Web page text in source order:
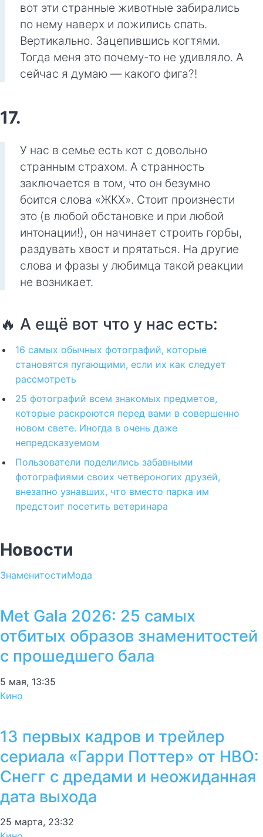
вот эти странные животные забирались
по нему наверх и ложились спать.
Вертикально. Зацепившись когтями.
Тогда меня это почему-то не удивляло. А
сейчас я думаю — какого фига?!
17.
У нас в семье есть кот с довольно
странным страхом. А странность
заключается в том, что он безумно
боится слова «ЖКХ». Стоит произнести
это (в любой обстановке и при любой
интонации!), он начинает строить горбы,
раздувать хвост и прятаться. На другие
слова и фразы у любимца такой реакции
не возникает.
🔥 А ещё вот что у нас есть:
16 самых обычных фотографий, которые
становятся пугающими, если их как следует
рассмотреть
25 фотографий всем знакомых предметов,
которые раскроются перед вами в совершенно
новом свете. Иногда в очень даже
непредсказуемом
Пользователи поделились забавными
фотографиями своих четвероногих друзей,
внезапно узнавших, что вместо парка им
предстоит посетить ветеринара
Новости
ЗнаменитостиМода
Met Gala 2026: 25 самых
отбитых образов знаменитостей
с прошедшего бала
5 мая, 13:35
Кино
13 первых кадров и трейлер
сериала «Гарри Поттер» от HBO:
Снегг с дредами и неожиданная
дата выхода
25 марта, 23:32